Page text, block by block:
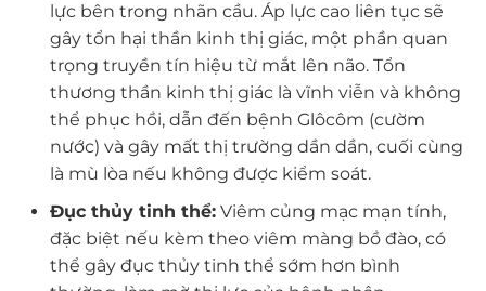
lực bên trong nhãn cầu. Áp lực cao liên tục sẽ
gây tổn hại thần kinh thị giác, một phần quan
trọng truyền tín hiệu từ mắt lên não. Tổn
thương thần kinh thị giác là vĩnh viễn và không
thể phục hồi, dẫn đến bệnh Glôcôm (cườm
nước) và gây mất thị trường dần dần, cuối cùng
là mù lòa nếu không được kiểm soát.
Đục thủy tinh thể:Viêm củng mạc mạn tính,
đặc biệt nếu kèm theo viêm màng bồ đào, có
thể gây đục thủy tinh thể sớm hơn bình